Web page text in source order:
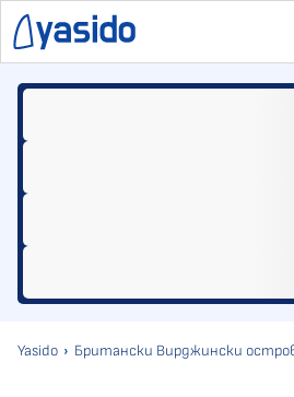
Yasido Британски Вирджински